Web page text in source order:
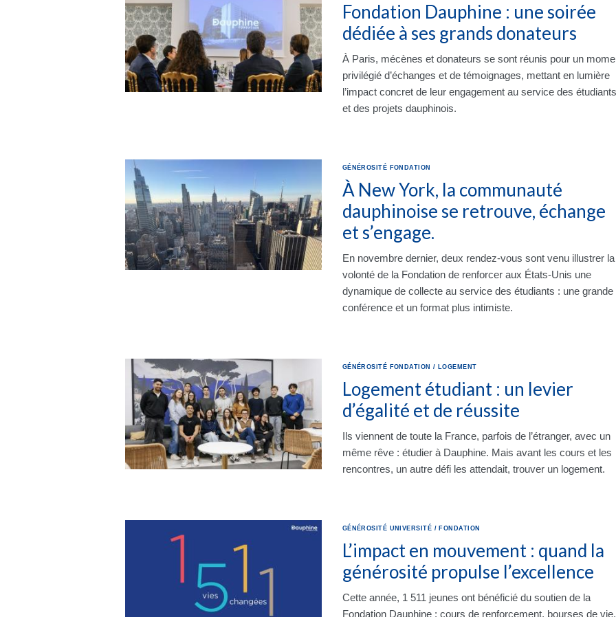
Fondation Dauphine : une soirée
dédiée à ses grands donateurs
À Paris, mécènes et donateurs se sont réunis pour un
privilégié d’échanges et de témoignages, mettant en lumière
l’impact concret de leur engagement au service des étudiants
et des projets dauphinois.
GÉNÉROSITÉ FONDATION
À New York, la communauté
dauphinoise se retrouve, échange
et s’engage.
En novembre dernier, deux rendez-vous sont venu illustrer la
volonté de la Fondation de renforcer aux États-Unis une
dynamique de collecte au service des étudiants : une grande
conférence et un format plus intimiste.
GÉNÉROSITÉ FONDATION / LOGEMENT
Logement étudiant : un levier
d’égalité et de réussite
Ils viennent de toute la France, parfois de l’étranger, avec un
même rêve : étudier à Dauphine. Mais avant les cours et les
rencontres, un autre défi les attendait, trouver un logement.
GÉNÉROSITÉ UNIVERSITÉ / FONDATION
L’impact en mouvement : quand la
générosité propulse l’excellence
Cette année, 1 511 jeunes ont bénéficié du soutien de la
Fondation Dauphine : cours de renforcement, bourses de vie,